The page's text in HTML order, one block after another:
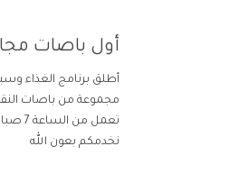
أول باصات
أطلق برنامج الغذاء
مجموعة من باصات
تعمل من الساعة 7 صباحا وحتى 1 بعد الظهر لنقل أهلنا وخدمتهم من خلال 26 موقف بمواعيد دقيقة .
نخدمكم بعون الله